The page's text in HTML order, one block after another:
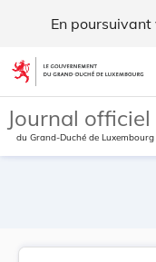
En
Aller au contenu
Journal officiel
du Grand-Duché de Luxembourg